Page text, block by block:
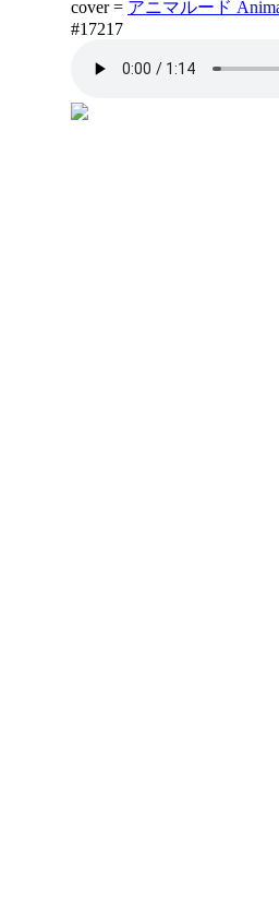
cover = アニマルード
#17217